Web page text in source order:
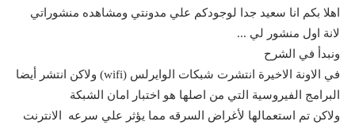
اهلا بكم انا سعيد جدا لوجودكم علي مدونتي ومشاهده منشوراتي
لانة اول منشور لي ...
ونبدأ في الشرح
في الاونة الاخيرة انتشرت شبكات الوايرلس (wifi) ولاكن انتشر أيضا
البرامج الفيروسية التي من اصلها هو اختبار امان الشبكة
ولاكن تم استعمالها لأغراض السرقه مما يؤثر علي سرعه الانترنت